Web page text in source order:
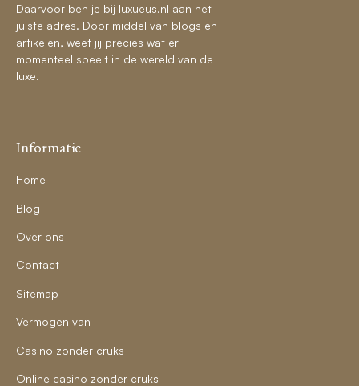
Daarvoor ben je bij luxueus.nl aan het
juiste adres. Door middel van blogs en
artikelen, weet jij precies wat er
momenteel speelt in de wereld van de
luxe.
Informatie
Home
Blog
Over ons
Contact
Sitemap
Vermogen van
Casino zonder cruks
Online casino zonder cruks